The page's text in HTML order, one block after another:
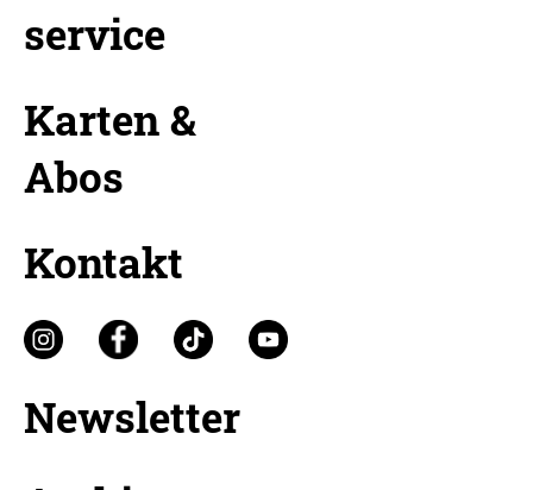
service
Karten &
Abos
Kontakt
Newsletter